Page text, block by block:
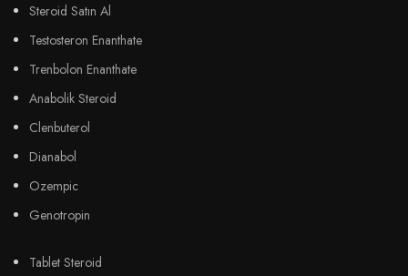
Steroid Satın Al
Testosteron Enanthate
Trenbolon Enanthate
Anabolik Steroid
Clenbuterol
Dianabol
Ozempic
Genotropin
Tablet Steroid